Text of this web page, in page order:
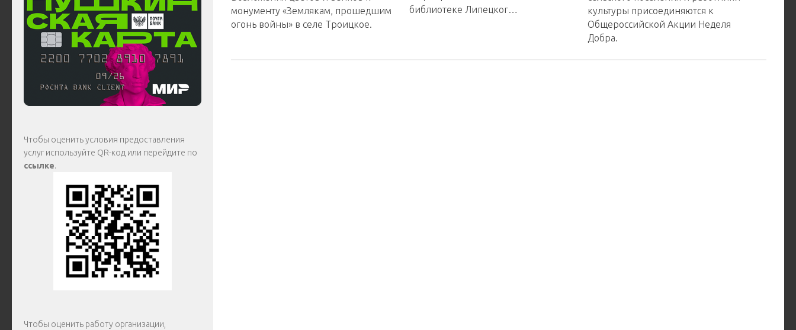
монументу «Землякам, прошедшим
огонь войны» в селе Троицкое.
библиотеке Липецког…
культуры присоединяются к
Общероссийской Акции Неделя
Добра. ️
Чтобы оценить условия предоставления
услуг используйте QR-код или перейдите по
ссылке.
Чтобы оценить работу организации,